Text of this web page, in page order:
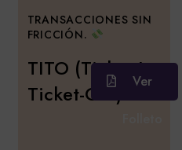
TRANSACCIONES SIN
FRICCIÓN.
Ver
TITO (Ticket-In,
Ticket-Out)